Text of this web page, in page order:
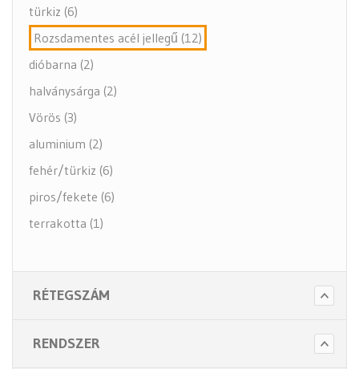
türkiz (6)
Rozsdamentes acél jellegű (12)
dióbarna (2)
halványsárga (2)
Vörös (3)
aluminium (2)
fehér/türkiz (6)
piros/fekete (6)
terrakotta (1)
RÉTEGSZÁM
RENDSZER